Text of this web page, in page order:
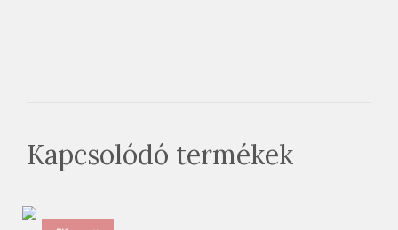
Kapcsolódó termékek